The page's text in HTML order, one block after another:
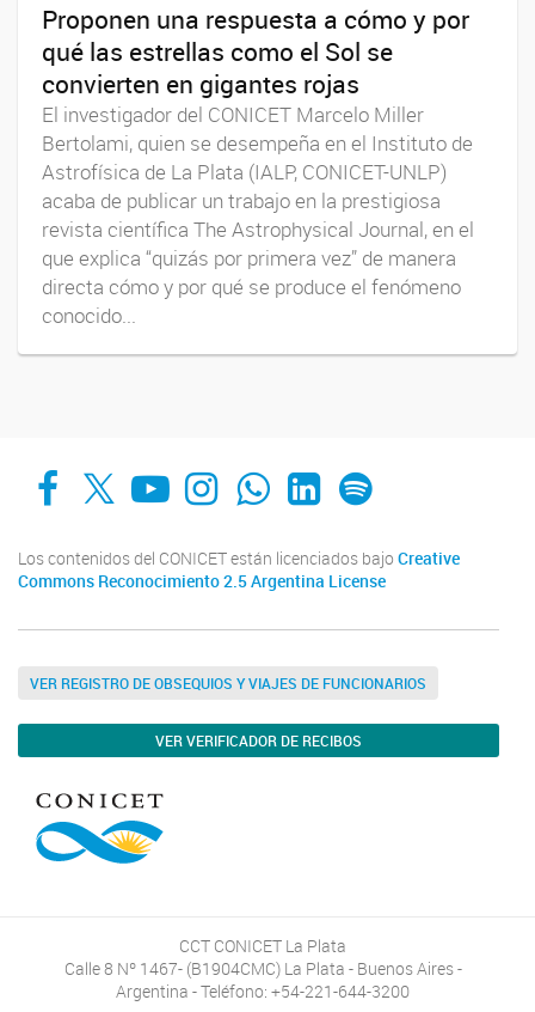
Proponen una respuesta a cómo y por
qué las estrellas como el Sol se
convierten en gigantes rojas
El investigador del CONICET Marcelo Miller
Bertolami, quien se desempeña en el Instituto de
Astrofísica de La Plata (IALP, CONICET-UNLP)
acaba de publicar un trabajo en la prestigiosa
revista científica The Astrophysical Journal, en el
que explica “quizás por primera vez” de manera
directa cómo y por qué se produce el fenómeno
conocido...
Facebook
X YouTube
Instagram
Whats AppLinkedIn
Spotify
Los contenidos del CONICET están licenciados bajo Creative
Commons Reconocimiento 2.5 Argentina License
VER REGISTRO DE OBSEQUIOS Y VIAJES DE FUNCIONARIOS
VER VERIFICADOR DE RECIBOS
CCT CONICET La Plata
Calle 8 Nº 1467- (B1904CMC) La Plata - Buenos Aires -
Argentina - Teléfono: +54-221-644-3200